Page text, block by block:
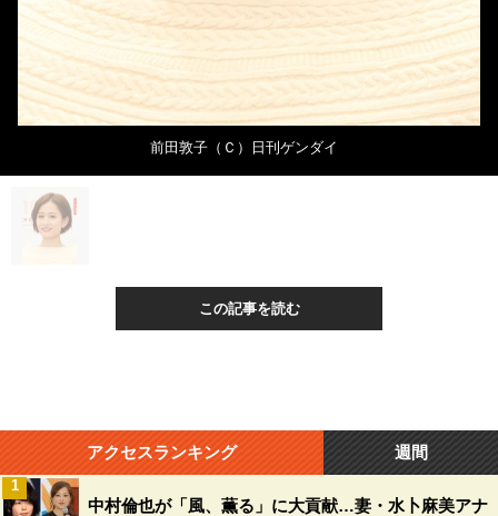
前田敦子（Ｃ）日刊ゲンダイ
この記事を読む
アクセスランキング 週間
中村倫也が「風、薫る」に大貢献…妻・水卜麻美アナ
1